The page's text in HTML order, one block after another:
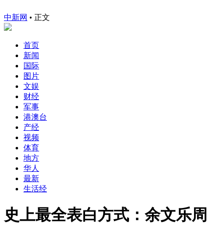
中新网 • 正文
首页
新闻
国际
图片
文娱
财经
军事
港澳台
产经
视频
体育
地方
华人
最新
生活经
史上最全表白方式：余文乐周